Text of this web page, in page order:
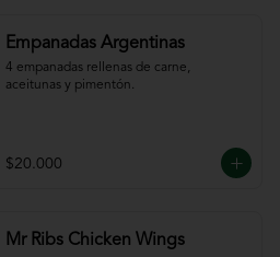
Empanadas Argentinas
4 empanadas rellenas de carne,
aceitunas y pimentón.
$20.000
Mr Ribs Chicken Wings